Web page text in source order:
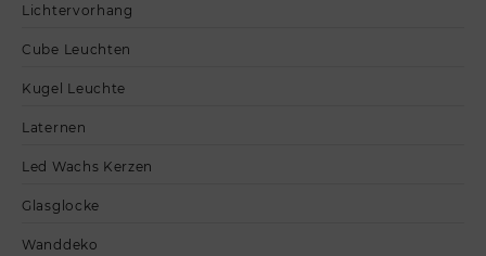
Lichtervorhang
Cube Leuchten
Kugel Leuchte
Laternen
Led Wachs Kerzen
Glasglocke
Wanddeko